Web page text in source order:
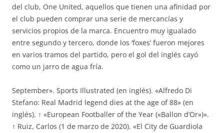
del club, One United, aquellos que tienen una afinidad por
el club pueden comprar una serie de mercancías y
servicios propios de la marca. Encuentro muy igualado
entre segundo y tercero, donde los ‘foxes’ fueron mejores
en varios tramos del partido, pero el gol del inglés cayó
como un jarro de agua fría.
September». Sports Illustrated (en inglés). «Alfredo Di
Stefano: Real Madrid legend dies at the age of 88» (en
inglés). ↑ «European Footballer of the Year («Ballon d’Or»)».
↑ Ruiz, Carlos (1 de marzo de 2020). «El City de Guardiola